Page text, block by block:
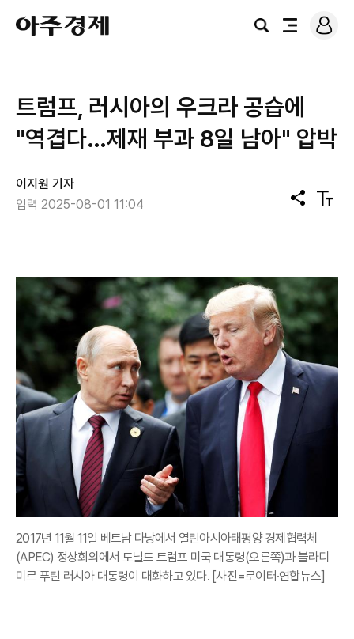
아
주
경
검
전
로
그
트럼프, 러시아의 우크라 공습에
"역겹다…제재 부과 8일 남아" 압박
이지원 기자
입력 2025-08-01 11:04
공
유
텍
스
2017년 11월 11일 베트남 다낭에서 열린아시아태평양 경제협력체
(APEC) 정상회의에서 도널드 트럼프 미국 대통령(오른쪽)과 블라디
미르 푸틴 러시아 대통령이 대화하고 있다. [사진=로이터·연합뉴스]